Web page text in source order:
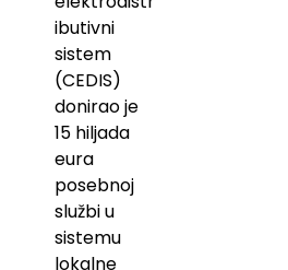
ibutivni
sistem
(CEDIS)
donirao je
15 hiljada
eura
posebnoj
službi u
sistemu
lokalne